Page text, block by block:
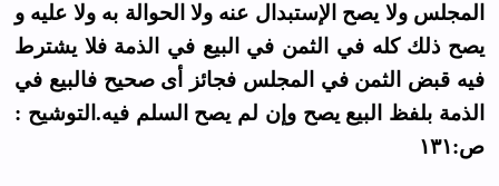
المجلس ولا يصح الإستبدال عنه ولا الحوالة به ولا عليه و
يصح ذلك كله في الثمن في البيع في الذمة فلا يشترط
فيه قبض الثمن في المجلس فجائز أى صحيح فالبيع في
الذمة بلفظ البيع يصح وإن لم يصح السلم فيه.التوشيح :
ص:١٣١